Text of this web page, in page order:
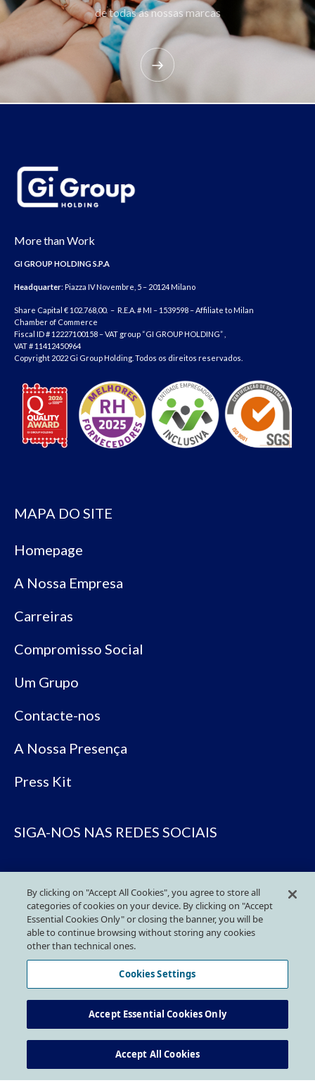
de todas as nossas marcas
More than Work
GI GROUP HOLDING S.P.A
Headquarter: Piazza IV Novembre, 5 – 20124 Milano
Share Capital € 102.768,00. – R.E.A. # MI – 1539598 – Affiliate to Milan
Chamber of Commerce
Fiscal ID # 12227100158 – VAT group “GI GROUP HOLDING” ,
VAT # 11412450964
Copyright 2022 Gi Group Holding. Todos os direitos reservados.
MAPA DO SITE
Homepage
A Nossa Empresa
Carreiras
Compromisso Social
Um Grupo
Contacte-nos
A Nossa Presença
Press Kit
SIGA-NOS NAS REDES SOCIAIS
Política de Privacidade
Política de Cookies
Código de boa conduta
By clicking on "Accept All Cookies", you agree to store all
categories of cookies on your device. By clicking on "Accept
Essential Cookies Only" or closing the banner, you will be
able to continue browsing without storing any cookies
other than technical ones.
Cookies Settings
Accept Essential Cookies Only
Accept All Cookies